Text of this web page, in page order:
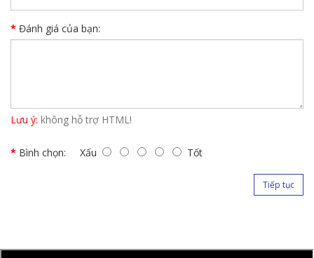
Đánh giá của bạn:
Lưu ý: không hỗ trợ HTML!
Bình chọn: Xấu Tốt
Tiếp tục